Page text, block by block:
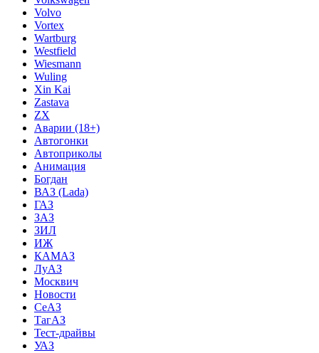
Volvo
Vortex
Wartburg
Westfield
Wiesmann
Wuling
Xin Kai
Zastava
ZX
Аварии (18+)
Автогонки
Автоприколы
Анимация
Богдан
ВАЗ (Lada)
ГАЗ
ЗАЗ
ЗИЛ
ИЖ
КАМАЗ
ЛуАЗ
Москвич
Новости
СеАЗ
ТагАЗ
Тест-драйвы
УАЗ